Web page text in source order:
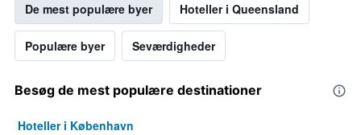
De mest populære byer Hoteller i Queensland
Populære byer Seværdigheder
Besøg de mest populære destinationer
Hoteller i København